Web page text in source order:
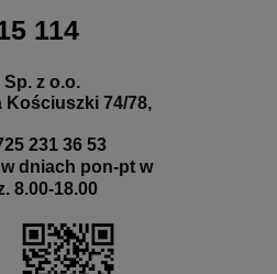
114
z o.o.
Kościuszki 74/78,
231 36 53
dniach pon-pt w
8.00-18.00